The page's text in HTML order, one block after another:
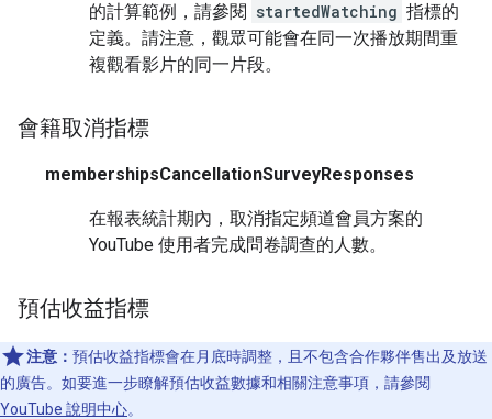
的計算範例，請參閱 startedWatching 指標的
定義。請注意，觀眾可能會在同一次播放期間重
複觀看影片的同一片段。
會籍取消指標
membershipsCancellationSurveyResponses
在報表統計期內，取消指定頻道會員方案的
YouTube 使用者完成問卷調查的人數。
預估收益指標
注意： 預估收益指標會在月底時調整，且不包含合作夥伴售出及放送
的廣告。如要進一步瞭解預估收益數據和相關注意事項，請參閱
YouTube 說明中心。